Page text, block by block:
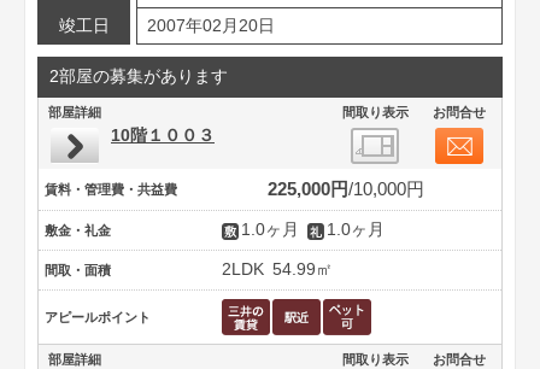
竣工日
2007年02月20日
2部屋の募集があります
部屋詳細 間取り表示 お問合せ
10階１００３
賃料・管理費・共益費 225,000円 10,000円
敷金・礼金 1.0ヶ月 1.0ヶ月
間取・面積 2LDK 54.99㎡
アピールポイント
部屋詳細 間取り表示 お問合せ